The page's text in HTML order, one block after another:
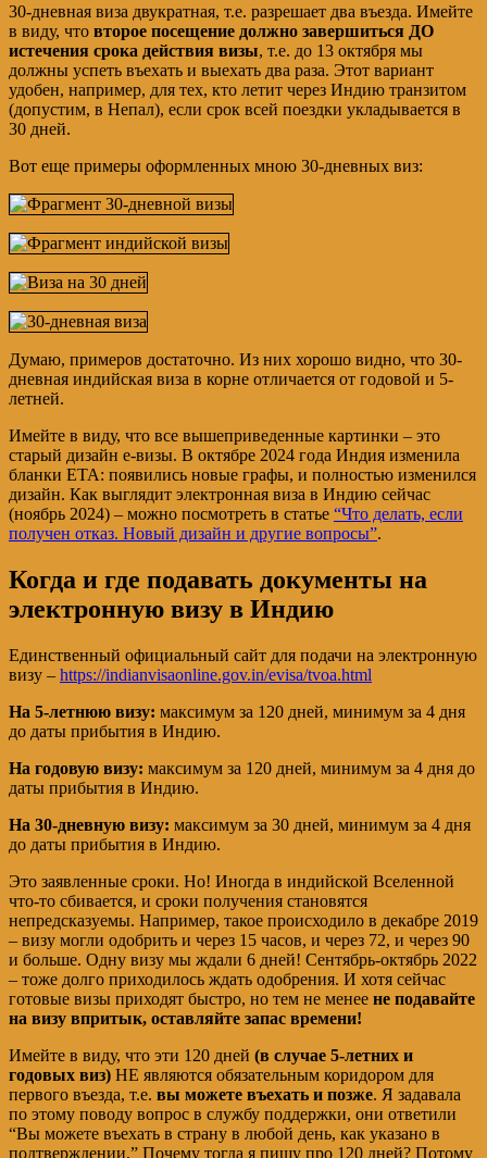
30-дневная виза двукратная, т.е. разрешает два въезда. Имейте
в виду, что второе посещение должно завершиться ДО
истечения срока действия визы, т.е. до 13 октября мы
должны успеть въехать и выехать два раза. Этот вариант
удобен, например, для тех, кто летит через Индию транзитом
(допустим, в Непал), если срок всей поездки укладывается в
30 дней.
Вот еще примеры оформленных мною 30-дневных виз:
Думаю, примеров достаточно. Из них хорошо видно, что 30-
дневная индийская виза в корне отличается от годовой и 5-
летней.
Имейте в виду, что все вышеприведенные картинки – это
старый дизайн е-визы. В октябре 2024 года Индия изменила
бланки ЕТА: появились новые графы, и полностью изменился
дизайн. Как выглядит электронная виза в Индию сейчас
(ноябрь 2024) – можно посмотреть в статье “Что делать, если
получен отказ. Новый дизайн и другие вопросы”.
Когда и где подавать документы на
электронную визу в Индию
Единственный официальный сайт для подачи на электронную
визу – https://indianvisaonline.gov.in/evisa/tvoa.html
На 5-летнюю визу: максимум за 120 дней, минимум за 4 дня
до даты прибытия в Индию.
На годовую визу: максимум за 120 дней, минимум за 4 дня до
даты прибытия в Индию.
На 30-дневную визу: максимум за 30 дней, минимум за 4 дня
до даты прибытия в Индию.
Это заявленные сроки. Но! Иногда в индийской Вселенной
что-то сбивается, и сроки получения становятся
непредсказуемы. Например, такое происходило в декабре 2019
– визу могли одобрить и через 15 часов, и через 72, и через 90
и больше. Одну визу мы ждали 6 дней! Сентябрь-октябрь 2022
– тоже долго приходилось ждать одобрения. И хотя сейчас
готовые визы приходят быстро, но тем не менее не подавайте
на визу впритык, оставляйте запас времени!
Имейте в виду, что эти 120 дней (в случае 5-летних и
годовых виз) НЕ являются обязательным коридором для
первого въезда, т.е. вы можете въехать и позже. Я задавала
по этому поводу вопрос в службу поддержки, они ответили
“Вы можете въехать в страну в любой день, как указано в
подтверждении.” Почему тогда я пишу про 120 дней? Потому